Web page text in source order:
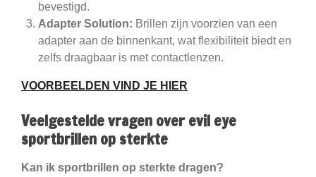
bevestigd.
Adapter Solution: Brillen zijn voorzien van een
adapter aan de binnenkant, wat flexibiliteit biedt en
zelfs draagbaar is met contactlenzen.
VOORBEELDEN VIND JE HIER
Veelgestelde vragen over evil eye
sportbrillen op sterkte
Kan ik sportbrillen op sterkte dragen?